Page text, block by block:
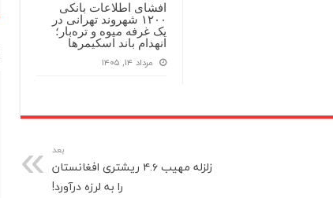
افشای اطلاعات بانکی
۱۲۰۰ شهروند تهرانی در
یک غرفه میوه و تره‌بار؛
انهدام باند اسکیمرها
مرداد ۱۴, ۱۴۰۵
بعد
زلزله مهیب ۴.۶ ریشتری افغانستان
را به لرزه درآورد!